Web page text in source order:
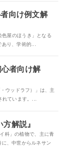
向け例文解
色屋のほうき」となる
り、学術的...
者向け解
ウッドラフ）」は、主
ています。...
解説』
科」の植物で、主に青
、中世からルネサン